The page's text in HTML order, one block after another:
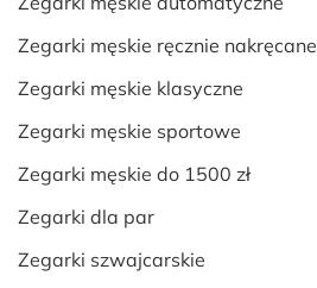
Zegarki męskie ręcznie nakręcane
Zegarki męskie klasyczne
Zegarki męskie sportowe
Zegarki męskie do 1500 zł
Zegarki dla par
Zegarki szwajcarskie